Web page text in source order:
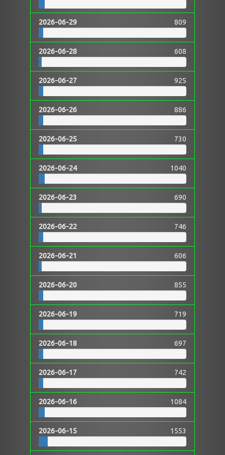
2026-06-29 809
2026-06-28 608
2026-06-27 925
2026-06-26 886
2026-06-25 730
2026-06-24 1040
2026-06-23 690
2026-06-22 746
2026-06-21 606
2026-06-20 855
2026-06-19 719
2026-06-18 697
2026-06-17 742
2026-06-16 1084
2026-06-15 1553